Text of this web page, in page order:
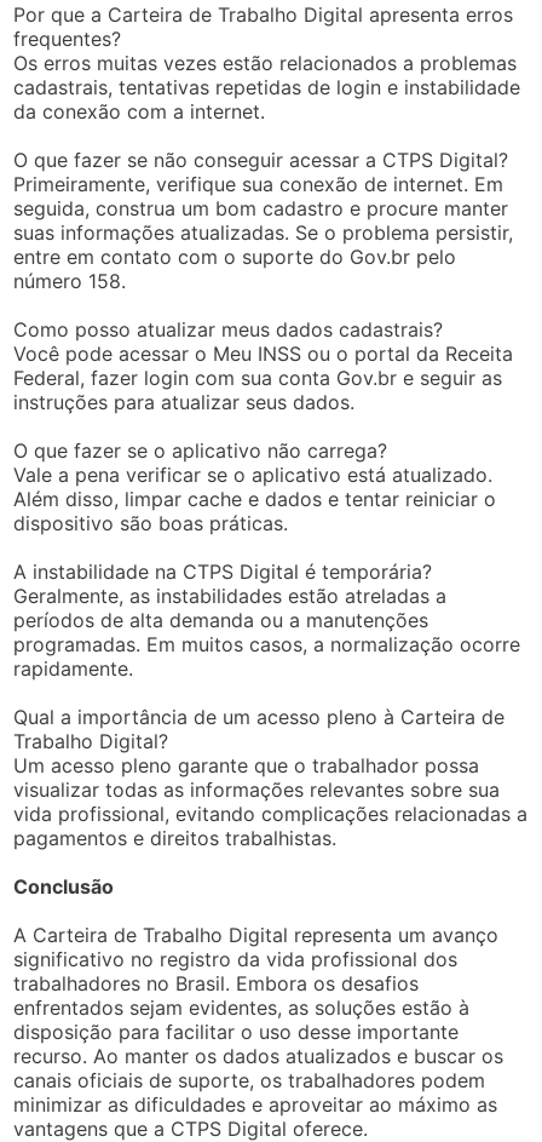
Por que a Carteira de Trabalho Digital apresenta erros
frequentes?
Os erros muitas vezes estão relacionados a problemas
cadastrais, tentativas repetidas de login e instabilidade
da conexão com a internet.
O que fazer se não conseguir acessar a CTPS Digital?
Primeiramente, verifique sua conexão de internet. Em
seguida, construa um bom cadastro e procure manter
suas informações atualizadas. Se o problema persistir,
entre em contato com o suporte do Gov.br pelo
número 158.
Como posso atualizar meus dados cadastrais?
Você pode acessar o Meu INSS ou o portal da Receita
Federal, fazer login com sua conta Gov.br e seguir as
instruções para atualizar seus dados.
O que fazer se o aplicativo não carrega?
Vale a pena verificar se o aplicativo está atualizado.
Além disso, limpar cache e dados e tentar reiniciar o
dispositivo são boas práticas.
A instabilidade na CTPS Digital é temporária?
Geralmente, as instabilidades estão atreladas a
períodos de alta demanda ou a manutenções
programadas. Em muitos casos, a normalização ocorre
rapidamente.
Qual a importância de um acesso pleno à Carteira de
Trabalho Digital?
Um acesso pleno garante que o trabalhador possa
visualizar todas as informações relevantes sobre sua
vida profissional, evitando complicações relacionadas a
pagamentos e direitos trabalhistas.
Conclusão
A Carteira de Trabalho Digital representa um avanço
significativo no registro da vida profissional dos
trabalhadores no Brasil. Embora os desafios
enfrentados sejam evidentes, as soluções estão à
disposição para facilitar o uso desse importante
recurso. Ao manter os dados atualizados e buscar os
canais oficiais de suporte, os trabalhadores podem
minimizar as dificuldades e aproveitar ao máximo as
vantagens que a CTPS Digital oferece.